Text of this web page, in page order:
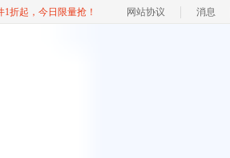
1折起，今日限量抢！ 网站协议 消息